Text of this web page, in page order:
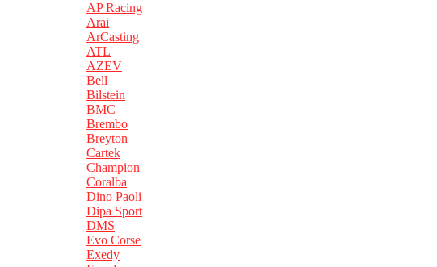
AP Racing
Arai
ArCasting
ATL
AZEV
Bell
Bilstein
BMC
Brembo
Breyton
Cartek
Champion
Coralba
Dino Paoli
Dipa Sport
DMS
Evo Corse
Exedy